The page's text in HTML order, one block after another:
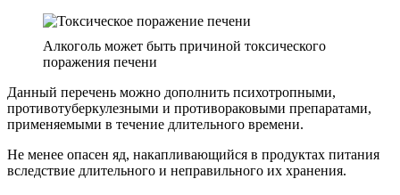
Алкоголь может быть причиной токсического
поражения печени
Данный перечень можно дополнить психотропными,
противотуберкулезными и противораковыми препаратами,
применяемыми в течение длительного времени.
Не менее опасен яд, накапливающийся в продуктах питания
вследствие длительного и неправильного их хранения.